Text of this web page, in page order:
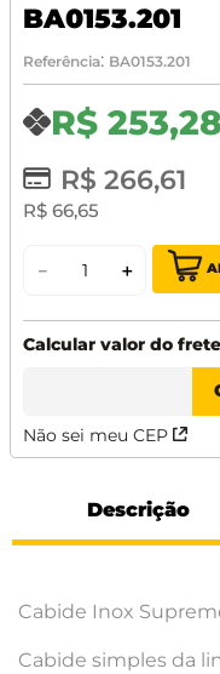
BA0153.201
Referência: BA0153.201
R$ 253,28
R$ 266,61
R$ 66,65
＋
－
Não sei meu CEP
Descrição
Cabide Inox
Cabide simples da